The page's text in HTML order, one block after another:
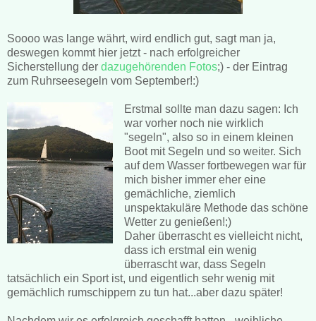
Soooo was lange währt, wird endlich gut, sagt man ja,
deswegen kommt hier jetzt - nach erfolgreicher
Sicherstellung der dazugehörenden Fotos;) - der Eintrag
zum Ruhrseesegeln vom September!:)
Erstmal sollte man dazu sagen: Ich
war vorher noch nie wirklich
"segeln", also so in einem kleinen
Boot mit Segeln und so weiter. Sich
auf dem Wasser fortbewegen war für
mich bisher immer eher eine
gemächliche, ziemlich
unspektakuläre Methode das schöne
Wetter zu genießen!;)
Daher überrascht es vielleicht nicht,
dass ich erstmal ein wenig
überrascht war, dass Segeln
tatsächlich ein Sport ist, und eigentlich sehr wenig mit
gemächlich rumschippern zu tun hat...aber dazu später!